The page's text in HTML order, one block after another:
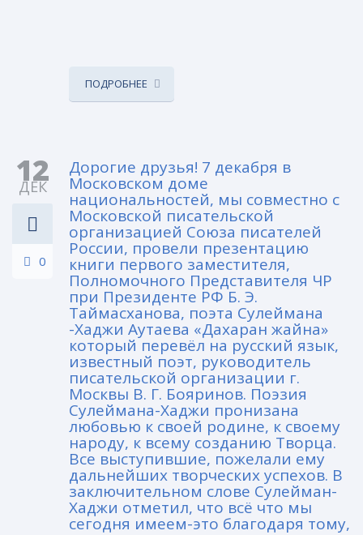
ПОДРОБНЕЕ
12
ДЕК
0
Дорогие друзья! 7 декабря в
Московском доме
национальностей, мы совместно с
Московской писательской
организацией Союза писателей
России, провели презентацию
книги первого заместителя,
Полномочного Представителя ЧР
при Президенте РФ Б. Э.
Таймасханова, поэта Сулеймана
-Хаджи Аутаева «Дахаран жайна»
который перевёл на русский язык,
известный поэт, руководитель
писательской организации г.
Москвы В. Г. Бояринов. Поэзия
Сулеймана-Хаджи пронизана
любовью к своей родине, к своему
народу, к всему созданию Творца.
Все выступившие, пожелали ему
дальнейших творческих успехов. В
заключительном слове Сулейман-
Хаджи отметил, что всё что мы
сегодня имеем-это благодаря тому,